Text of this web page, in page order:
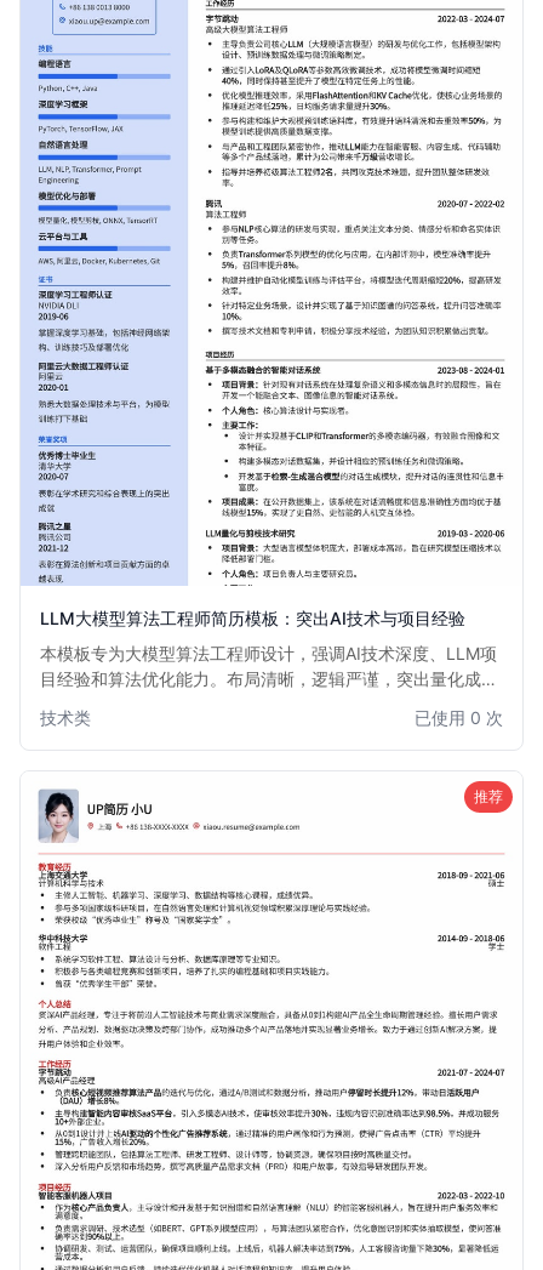
LLM大模型算法工程师简历模板：突出AI技术与项目经验
本模板专为大模型算法工程师设计，强调AI技术深度、LLM项
目经验和算法优化能力。布局清晰，逻辑严谨，突出量化成
深度学习、自然语言处理等前沿领域发展的算法工程师。
技术类 已使用 0 次
推荐